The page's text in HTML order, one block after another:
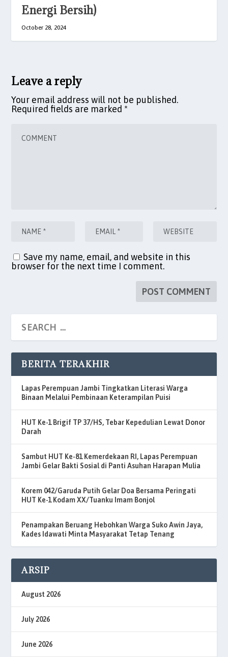
Energi Bersih)
October 28, 2024
Leave a reply
Your email address will not be published.
Required fields are marked *
Save my name, email, and website in this
browser for the next time I comment.
BERITA TERAKHIR
Lapas Perempuan Jambi Tingkatkan Literasi Warga
Binaan Melalui Pembinaan Keterampilan Puisi
HUT Ke-1 Brigif TP 37/HS, Tebar Kepedulian Lewat Donor
Darah
Sambut HUT Ke-81 Kemerdekaan RI, Lapas Perempuan
Jambi Gelar Bakti Sosial di Panti Asuhan Harapan Mulia
Korem 042/Garuda Putih Gelar Doa Bersama Peringati
HUT Ke-1 Kodam XX/Tuanku Imam Bonjol
Penampakan Beruang Hebohkan Warga Suko Awin Jaya,
Kades Idawati Minta Masyarakat Tetap Tenang
ARSIP
August 2026
July 2026
June 2026